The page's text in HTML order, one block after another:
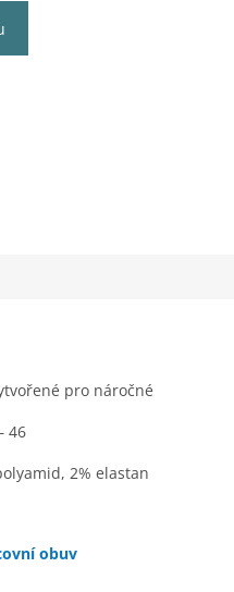
pro náročné
46
2% elastan
obuv